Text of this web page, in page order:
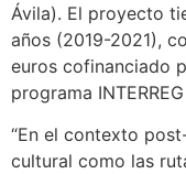
Ávila). El proyecto
años (2019-2021),
euros cofinanciado
programa
“En el contexto
cultural como las